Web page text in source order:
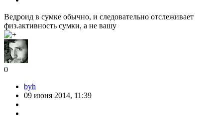
Ведроид в сумке обычно, и следовательно отслеживает
физ.активность сумки, а не вашу
0
byh
09 июня 2014, 11:39